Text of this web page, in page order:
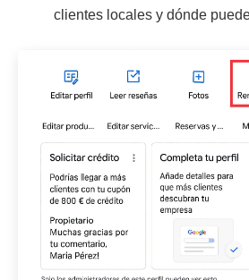
clientes locales y dónde